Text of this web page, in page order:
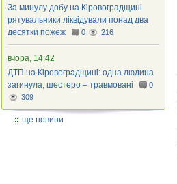
За минулу добу на Кіровоградщині
рятувальники ліквідували понад два
десятки пожеж
0 216
вчора, 14:42
ДТП на Кіровоградщині: одна людина
загинула, шестеро – травмовані
0
309
ще новини